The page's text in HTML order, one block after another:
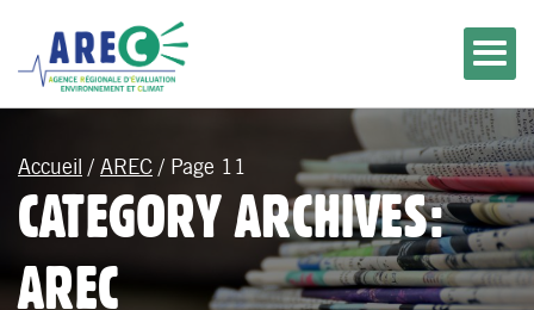
Accueil / AREC / Page 11
CATEGORY ARCHIVES:
AREC